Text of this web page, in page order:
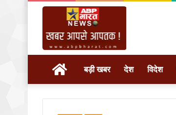
होम बड़ी खबर देश विदेश